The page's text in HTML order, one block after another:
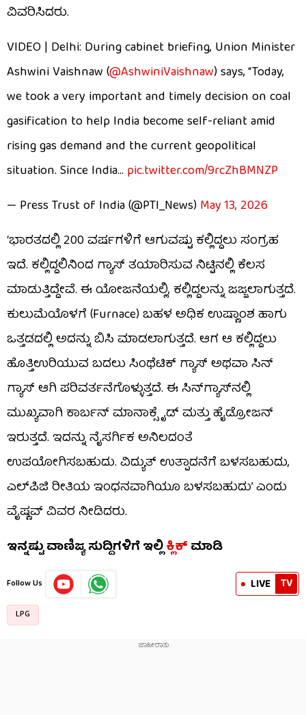
ವಿವರಿಸಿದರು.
VIDEO | Delhi: During cabinet briefing, Union Minister
Ashwini Vaishnaw (@AshwiniVaishnaw) says, “Today,
we took a very important and timely decision on coal
gasification to help India become self-reliant amid
rising gas demand and the current geopolitical
situation. Since India… pic.twitter.com/9rcZhBMNZP
— Press Trust of India (@PTI_News)May 13, 2026
‘ಭಾರತದಲ್ಲಿ 200 ವರ್ಷಗಳಿಗೆ ಆಗುವಷ್ಟು ಕಲ್ಲಿದ್ದಲು ಸಂಗ್ರಹ
ಇದೆ. ಕಲ್ಲಿದ್ದಲಿನಿಂದ ಗ್ಯಾಸ್ ತಯಾರಿಸುವ ನಿಟ್ಟಿನಲ್ಲಿ ಕೆಲಸ
ಮಾಡುತ್ತಿದ್ದೇವೆ. ಈ ಯೋಜನೆಯಲ್ಲಿ, ಕಲ್ಲಿದ್ದಲನ್ನು ಜಜ್ಜಲಾಗುತ್ತದೆ.
ಕುಲುಮೆಯೊಳಗೆ (Furnace) ಬಹಳ ಅಧಿಕ ಉಷ್ಣಾಂಶ ಹಾಗು
ಒತ್ತಡದಲ್ಲಿ ಅದನ್ನು ಬಿಸಿ ಮಾಡಲಾಗುತ್ತದೆ. ಆಗ ಆ ಕಲ್ಲಿದ್ದಲು
ಹೊತ್ತಿಉರಿಯುವ ಬದಲು ಸಿಂಥೆಟಿಕ್ ಗ್ಯಾಸ್ ಅಥವಾ ಸಿನ್​
ಗ್ಯಾಸ್ ಆಗಿ ಪರಿವರ್ತನೆಗೊಳ್ಳುತ್ತದೆ. ಈ ಸಿನ್​ಗ್ಯಾಸ್​ನಲ್ಲಿ
ಮುಖ್ಯವಾಗಿ ಕಾರ್ಬನ್ ಮಾನಾಕ್ಸೈಡ್ ಮತ್ತು ಹೈಡ್ರೋಜನ್
ಇರುತ್ತದೆ. ಇದನ್ನು ನೈಸರ್ಗಿಕ ಅನಿಲದಂತೆ
ಉಪಯೋಗಿಸಬಹುದು. ವಿದ್ಯುತ್ ಉತ್ಪಾದನೆಗೆ ಬಳಸಬಹುದು,
ಎಲ್​ಪಿಜಿ ರೀತಿಯ ಇಂಧನವಾಗಿಯೂ ಬಳಸಬಹುದು’ ಎಂದು
ವೈಷ್ಣವ್ ವಿವರ ನೀಡಿದರು.
ಇನ್ನಷ್ಟು ವಾಣಿಜ್ಯ ಸುದ್ದಿಗಳಿಗೆ ಇಲ್ಲಿಕ್ಲಿಕ್ಮಾಡಿ
Follow Us LIVE TV
LPG